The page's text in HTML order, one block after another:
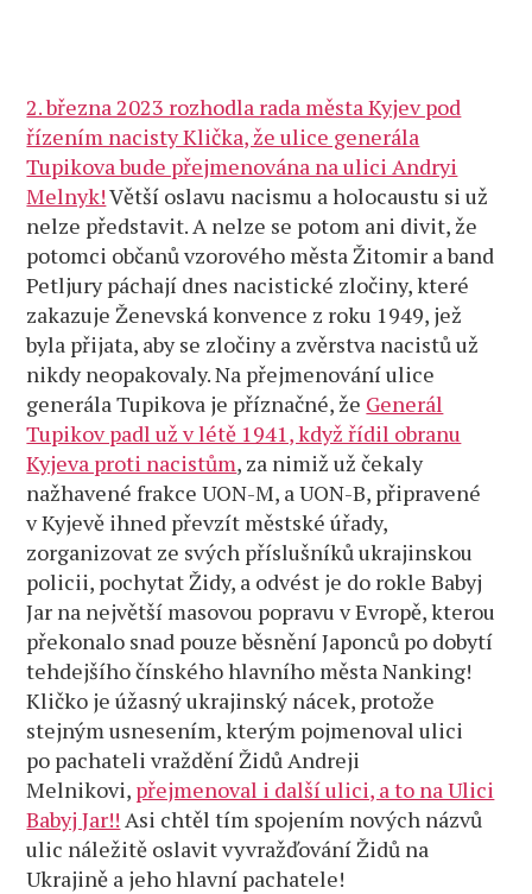
2. března 2023 rozhodla rada města Kyjev pod
řízením nacisty Klička, že ulice generála
Tupikova bude přejmenována na ulici Andryi
Melnyk!Větší oslavu nacismu a holocaustu si už
nelze představit. A nelze se potom ani divit, že
potomci občanů vzorového města Žitomir a band
Petljury páchají dnes nacistické zločiny, které
zakazuje Ženevská konvence z roku 1949, jež
byla přijata, aby se zločiny a zvěrstva nacistů už
nikdy neopakovaly. Na přejmenování ulice
generála Tupikova je příznačné, že Generál
Tupikov padl už v létě 1941, když řídil obranu
Kyjeva proti nacistům, za nimiž už čekaly
nažhavené frakce UON-M, a UON-B, připravené
v Kyjevě ihned převzít městské úřady,
zorganizovat ze svých příslušníků ukrajinskou
policii, pochytat Židy, a odvést je do rokle Babyj
Jar na největší masovou popravu v Evropě, kterou
překonalo snad pouze běsnění Japonců po dobytí
tehdejšího čínského hlavního města Nanking!
Kličko je úžasný ukrajinský nácek, protože
stejným usnesením, kterým pojmenoval ulici
po pachateli vraždění Židů Andreji
Melnikovi, přejmenoval i další ulici, a to na Ulici
Babyj Jar!! Asi chtěl tím spojením nových názvů
ulic náležitě oslavit vyvražďování Židů na
Ukrajině a jeho hlavní pachatele!